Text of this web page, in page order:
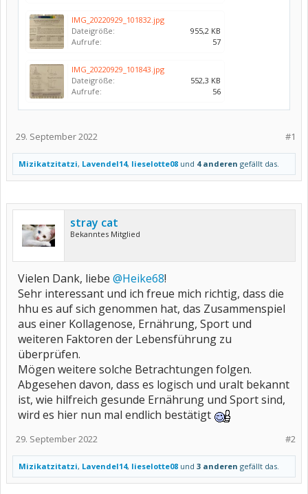
IMG_20220929_101832.jpg
Dateigröße:
955,2 KB
Aufrufe:
57
IMG_20220929_101843.jpg
Dateigröße:
552,3 KB
Aufrufe:
56
#1
29. September 2022
Mizikatzitatzi, Lavendel14, lieselotte08 und 4 anderen gefällt das.
stray cat
Bekanntes Mitglied
Vielen Dank, liebe @Heike68!
Sehr interessant und ich freue mich richtig, dass die
hhu es auf sich genommen hat, das Zusammenspiel
aus einer Kollagenose, Ernährung, Sport und
weiteren Faktoren der Lebensführung zu
überprüfen.
Mögen weitere solche Betrachtungen folgen.
Abgesehen davon, dass es logisch und uralt bekannt
ist, wie hilfreich gesunde Ernährung und Sport sind,
wird es hier nun mal endlich bestätigt
#2
29. September 2022
Mizikatzitatzi, Lavendel14, lieselotte08 und 3 anderen gefällt das.